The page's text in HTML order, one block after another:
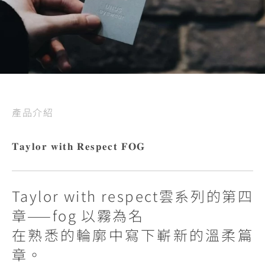
產品介紹
𝐓𝐚𝐲𝐥𝐨𝐫 𝐰𝐢𝐭𝐡 𝐑𝐞𝐬𝐩𝐞𝐜𝐭 𝐅𝐎𝐆
Taylor with respect雲系列的第四
章——fog 以霧為名
在熟悉的輪廓中寫下嶄新的溫柔篇
章。